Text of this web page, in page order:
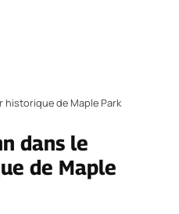
historique de Maple Park
dans le
de Maple